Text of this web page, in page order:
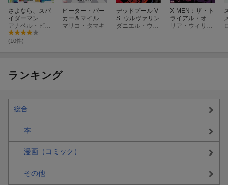
さよなら、スパ
イダーマン
アナベル・ピッチャー
(10件)
ピーター・パー
カー＆マイル
ス・モラレス
マリコ・タマキ
デッドプール V
S. ウルヴァリン
ダニエル・ウェイ他
X-MEN：ザ・ト
ライアル・オ
ブ・マグニート
リア・ウィリアムズ
ランキング
総合
本
漫画（コミック）
その他